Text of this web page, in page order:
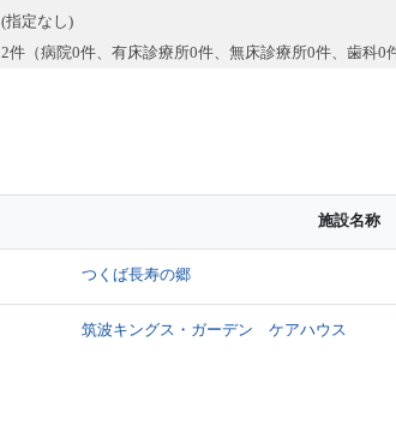
(指定なし)
2件（病院0件、有床診療所0件、無床診療所0件、歯科0
施設名称
つくば長寿の郷
筑波キングス・ガーデン ケアハウス